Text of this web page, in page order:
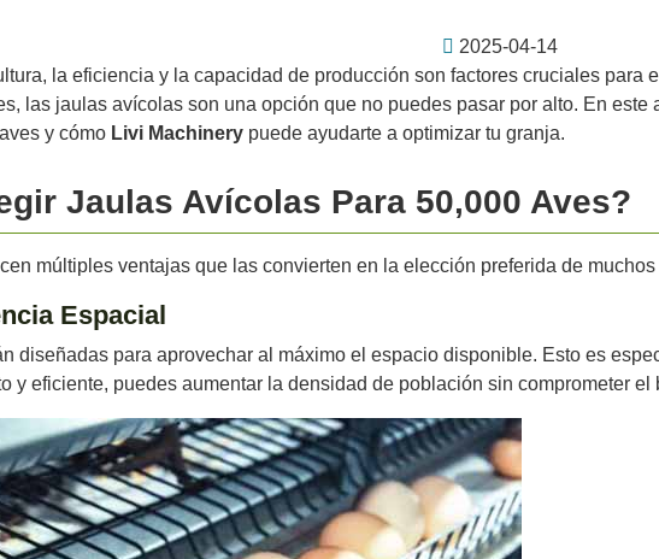
2025-04-14
la eficiencia y la capacidad de producción son factores cruciales
las jaulas avícolas son una opción que no puedes pasar por alto. En
y cómo Livi Machinerypuede ayudarte a optimizar tu granja.
Jaulas Avícolas Para 50,000 Aves?
múltiples ventajas que las convierten en la elección preferida de
Espacial
diseñadas para aprovechar al máximo el espacio disponible. Esto es
y eficiente, puedes aumentar la densidad de población sin comprometer el